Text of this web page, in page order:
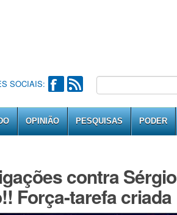
SOCIAIS:
OPINIÃO PESQUISAS PODER
contra Sérgio
Força-tarefa criada